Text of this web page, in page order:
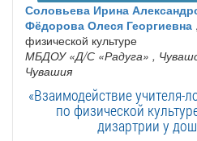
Соловьева Ирина
Фёдорова Олеся Георгиевна
физической культуре
МБДОУ «Д/С «Радуга» ,
Чувашия
«Взаимодействие учителя-
по физической
дизартрии у